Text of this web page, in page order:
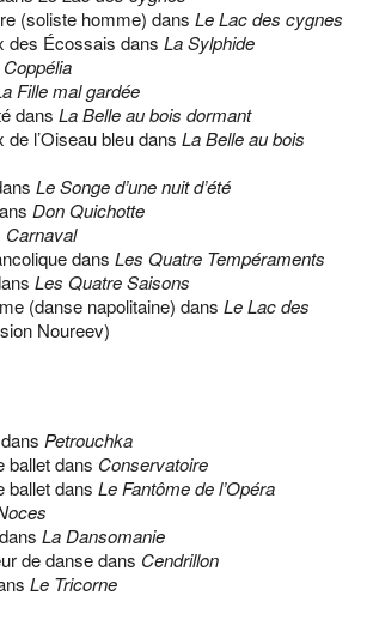
(soliste homme) dans Le Lac des cygnes
des Écossais dans La Sylphide
Coppélia
Fille mal gardée
dans La Belle au bois dormant
de l’Oiseau bleu dans La Belle au bois
Le Songe d’une nuit d’été
Don Quichotte
Carnaval
dans Les Quatre Tempéraments
Les Quatre Saisons
(danse napolitaine) dans Le Lac des
Noureev)
Petrouchka
ballet dans Conservatoire
ballet dans Le Fantôme de l’Opéra
La Dansomanie
de danse dans Cendrillon
Le Tricorne